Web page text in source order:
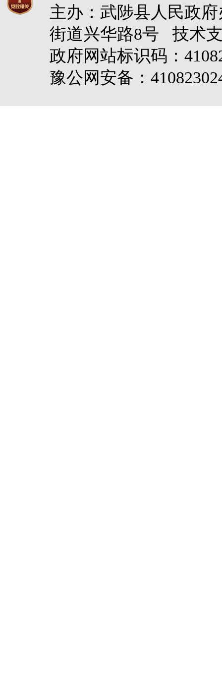
主办：武陟县人民政
街道兴华路8号 技术
政府网站标识码：
豫公网安备：